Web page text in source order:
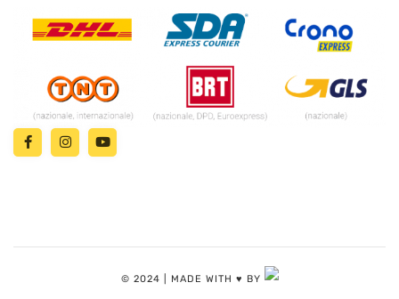
© 2024 | MADE WITH ♥️ BY